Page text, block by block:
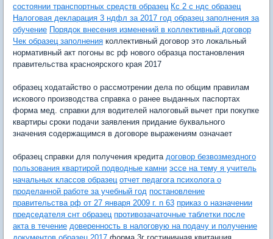
состоянии транспортных средств образец Кс 2 с ндс образец
Налоговая декларация 3 ндфл за 2017 год образец заполнения за
обучение Порядок внесения изменений в коллективный договор
Чек образец заполнения коллективный договор это локальный
нормативный акт погоны вс рф нового образца постановления
правительства красноярского края 2017
образец ходатайство о рассмотрении дела по общим правилам
искового производства справка о ранее выданных паспортах
форма мед. справки для водителей налоговый вычет при покупке
квартиры сроки подачи заявления придание буквального
значения содержащимся в договоре выражениям означает
образец справки для получения кредита договор безвозмездного
пользования квартирой подводные камни эссе на тему я учитель
начальных классов образец отчет педагога психолога о
проделанной работе за учебный год постановление
правительства рф от 27 января 2009 г. n 63 приказ о назначении
председателя снт образец противозачаточные таблетки после
акта в течение доверенность в налоговую на подачу и получение